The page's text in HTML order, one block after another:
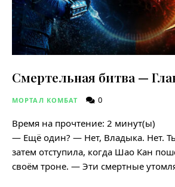
Смертельная битва —
МОРТАЛ КОМБАТ 0
Время на прочтение: 2 минут(ы)
— Ещё один? — Нет, Владыка. Нет.
затем отступила, когда Шао Кан
своём троне. — Эти смертные